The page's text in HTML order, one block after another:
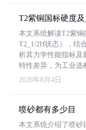
T2紫铜国标硬度
本文系统解读T2紫
T2_1/2H状态），结
析其力学性能指标及
特性差异，为工业选
2026年8月4日
喷砂都有多少目
本文系统介绍了喷砂